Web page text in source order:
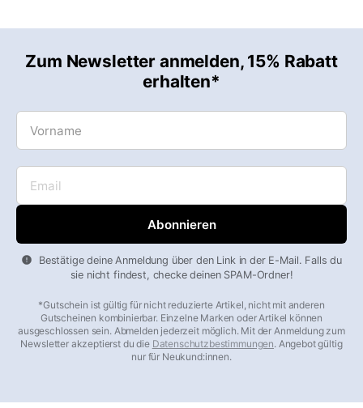
Zum Newsletter anmelden, 15% Rabatt
erhalten*
Vorname
Email
Bestätige deine Anmeldung über den Link in der E-Mail. Falls du
sie nicht findest, checke deinen SPAM-Ordner!
*Gutschein ist gültig für nicht reduzierte Artikel, nicht mit anderen
Gutscheinen kombinierbar. Einzelne Marken oder Artikel können
ausgeschlossen sein. Abmelden jederzeit möglich. Mit der Anmeldung zum
Newsletter akzeptierst du die Datenschutzbestimmungen. Angebot gültig
nur für Neukund:innen.